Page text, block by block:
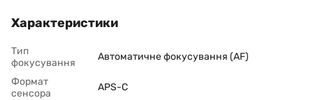
Характеристики
Тип
фокусування
Автоматичне фокусування (AF)
Формат
сенсора
APS-C